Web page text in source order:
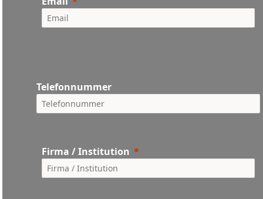
Telefonnummer
Firma / Institution